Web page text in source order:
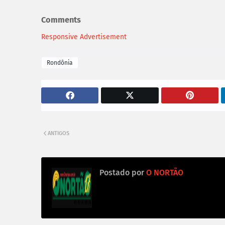
Comments
Responsive Advertisement
Rondônia
ANTIGOS
Postado por O NORTÃO